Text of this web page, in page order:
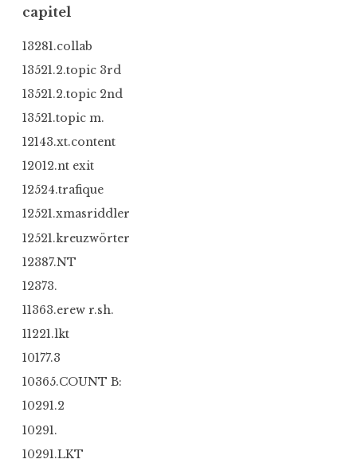
capitel
13281.collab
13521.2.topic 3rd
13521.2.topic 2nd
13521.topic m.
12143.xt.content
12012.nt exit
12524.trafique
12521.xmasriddler
12521.kreuzwörter
12387.NT
12373.
11363.erew r.sh.
11221.lkt
10177.3
10365.COUNT B:
10291.2
10291.
10291.LKT